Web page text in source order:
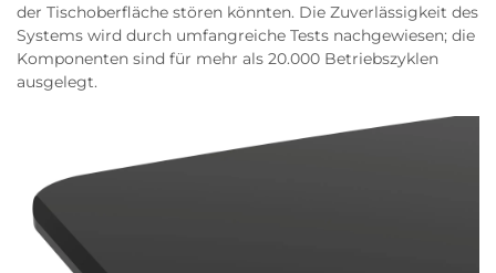
der Tischoberfläche stören könnten. Die Zuverlässigkeit des
Systems wird durch umfangreiche Tests nachgewiesen; die
Komponenten sind für mehr als 20.000 Betriebszyklen
ausgelegt.